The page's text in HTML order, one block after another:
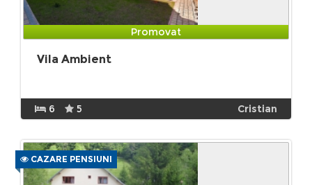
Promovat
Vila Ambient
6 5 Cristian
CAZARE PENSIUNI